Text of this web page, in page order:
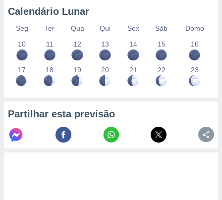
Calendário Lunar
Seg Ter Qua Qui Sex Sáb
Domo
10
11 12 13 14 15 16
17 18 19 20 21 22 23
Partilhar esta previsão